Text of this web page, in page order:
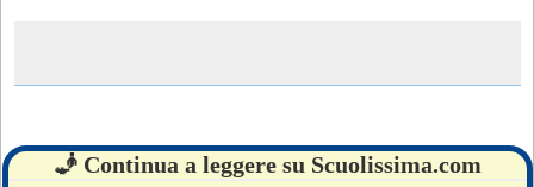
🧞 Continua a leggere su Scuolissima.com